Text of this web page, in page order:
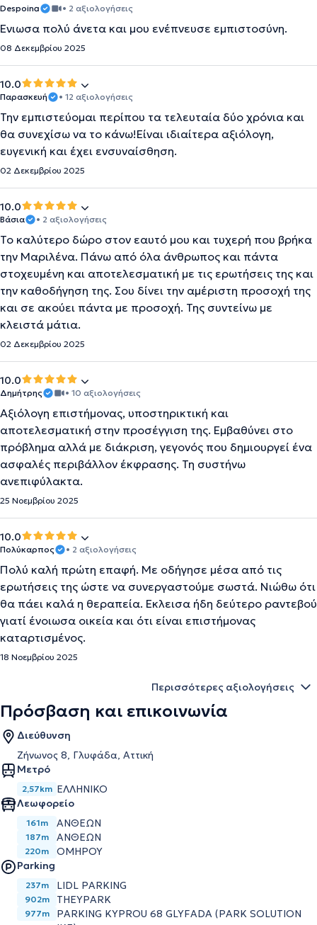
Despoina • 2 αξιολογήσεις
Ένιωσα πολύ άνετα και μου ενέπνευσε εμπιστοσύνη.
08 Δεκεμβρίου 2025
10.0
Παρασκευή • 12 αξιολογήσεις
Την εμπιστεύομαι περίπου τα τελευταία δύο χρόνια και
θα συνεχίσω να το κάνω!Είναι ιδιαίτερα αξιόλογη,
ευγενική και έχει ενσυναίσθηση.
02 Δεκεμβρίου 2025
10.0
Βάσια • 2 αξιολογήσεις
Το καλύτερο δώρο στον εαυτό μου και τυχερή που βρήκα
την Μαριλένα. Πάνω από όλα άνθρωπος και πάντα
στοχευμένη και αποτελεσματική με τις ερωτήσεις της και
την καθοδήγηση της. Σου δίνει την αμέριστη προσοχή της
και σε ακούει πάντα με προσοχή. Της συντείνω με
κλειστά μάτια.
02 Δεκεμβρίου 2025
10.0
Δημήτρης • 10 αξιολογήσεις
Αξιόλογη επιστήμονας, υποστηρικτική και
αποτελεσματική στην προσέγγιση της. Εμβαθύνει στο
πρόβλημα αλλά με διάκριση, γεγονός που δημιουργεί ένα
ασφαλές περιβάλλον έκφρασης. Τη συστήνω
ανεπιφύλακτα.
25 Νοεμβρίου 2025
10.0
Πολύκαρπος • 2 αξιολογήσεις
Πολύ καλή πρώτη επαφή. Με οδήγησε μέσα από τις
ερωτήσεις της ώστε να συνεργαστούμε σωστά. Νιώθω ότι
θα πάει καλά η θεραπεία. Εκλεισα ήδη δεύτερο ραντεβού
γιατί ένοιωσα οικεία και ότι είναι επιστήμονας
καταρτισμένος.
18 Νοεμβρίου 2025
Περισσότερες αξιολογήσεις
Πρόσβαση και επικοινωνία
Διεύθυνση
Ζήνωνος 8, Γλυφάδα, Αττική
Μετρό
2,57km ΕΛΛΗΝΙΚΟ
Λεωφορείο
161m ΑΝΘΕΩΝ
187m ΑΝΘΕΩΝ
220m
ΟΜΗΡΟΥ
Parking
237m LIDL PARKING
902m THEYPARK
977m
PARKING KYPROU 68 GLYFADA (PARK SOLUTION